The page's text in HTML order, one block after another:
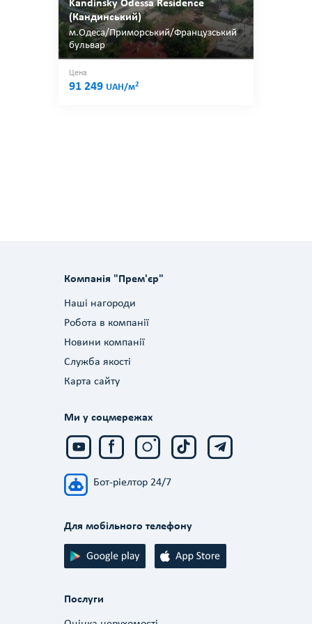
Kandinsky Odessa Residence
(Кандинський)
м.Одеса/Приморський/Французський
бульвар
Цена
91 249 UAH/м2
Компанія "Прем'єр"
Наші нагороди
Робота в компанії
Новини компанії
Служба якості
Карта сайту
Ми у соцмережах
Бот-ріелтор 24/7
Для мобільного телефону
Послуги